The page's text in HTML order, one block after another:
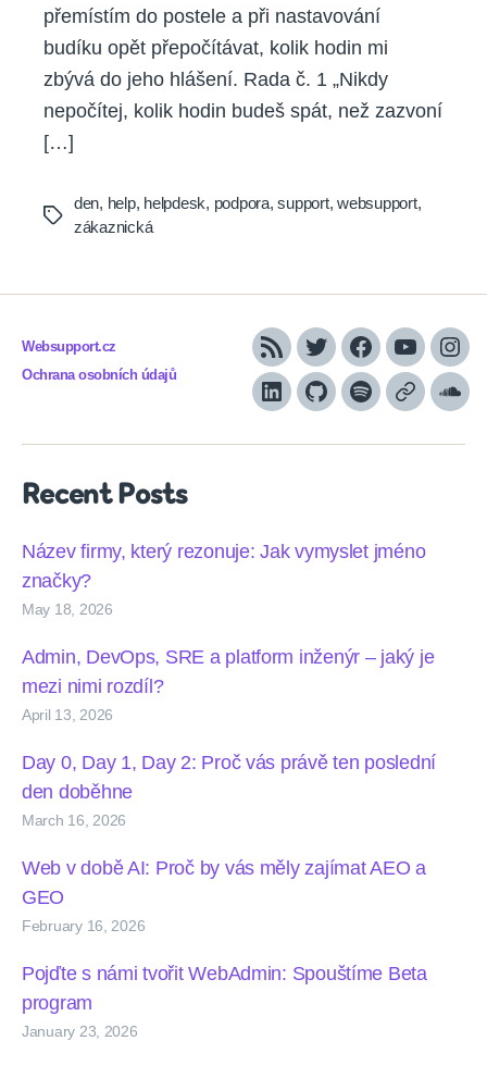
přemístím do postele a při nastavování
budíku opět přepočítávat, kolik hodin mi
zbývá do jeho hlášení. Rada č. 1 „Nikdy
nepočítej, kolik hodin budeš spát, než zazvoní
[…]
Tags
den, help, helpdesk, podpora,support,websupport,
zákaznická
Websupport.cz
Ochrana osobních údajů
RSS TwitterFacebook
YouTube
LinkedInGithubSpotifyApple
Recent Posts
Název firmy, který rezonuje: Jak vymyslet jméno
značky?
May 18, 2026
Admin, DevOps, SRE a platform inženýr – jaký je
mezi nimi rozdíl?
April 13, 2026
Day 0, Day 1, Day 2: Proč vás právě ten poslední
den doběhne
March 16, 2026
Web v době AI: Proč by vás měly zajímat AEO a
GEO
February 16, 2026
Pojďte s námi tvořit WebAdmin: Spouštíme Beta
program
January 23, 2026